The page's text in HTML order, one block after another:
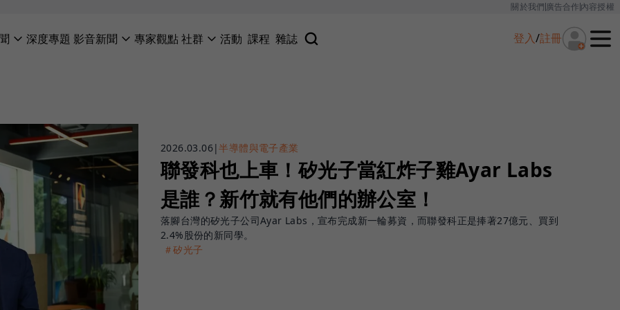
關於我們廣告合作內容授權
深度專題 影音新聞 專家觀點社群 活動 課程 雜誌 登入/註冊
2026.03.06|半導體與電子產業
聯發科也上車！矽光子當紅炸子雞Ayar Labs
是誰？新竹就有他們的辦公室！
落腳台灣的矽光子公司Ayar Labs，宣布完成新一輪募資，而聯發科正是捧著27億元、買到
2.4%股份的新同學。
＃矽光子